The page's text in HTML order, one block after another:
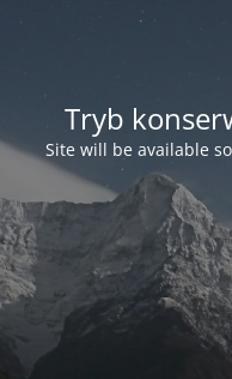
Tryb
Site will be available